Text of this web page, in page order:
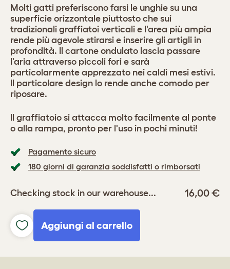
Pagamento sicuro
180 giorni di garanzia soddisfatti o rimborsati
Checking stock in our warehouse... 16,00 €
Aggiungi al carrello
Molti gatti preferiscono farsi le unghie su una
superficie orizzontale piuttosto che sui
tradizionali graffiatoi verticali e l'area più ampia
rende più agevole stirarsi e inserire gli artigli in
profondità. Il cartone ondulato lascia passare
l'aria attraverso piccoli fori e sarà
particolarmente apprezzato nei caldi mesi estivi.
Il particolare design lo rende anche comodo per
riposare.
Il graffiatoio si attacca molto facilmente al ponte
o alla rampa, pronto per l'uso in pochi minuti!